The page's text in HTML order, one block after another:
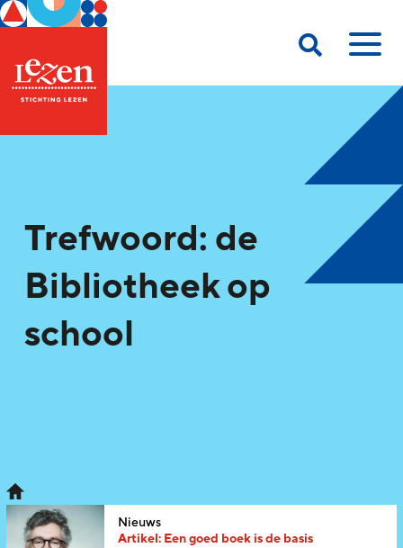
Trefwoord: de
Bibliotheek op
school
Nieuws
Artikel: Een goed boek is de basis